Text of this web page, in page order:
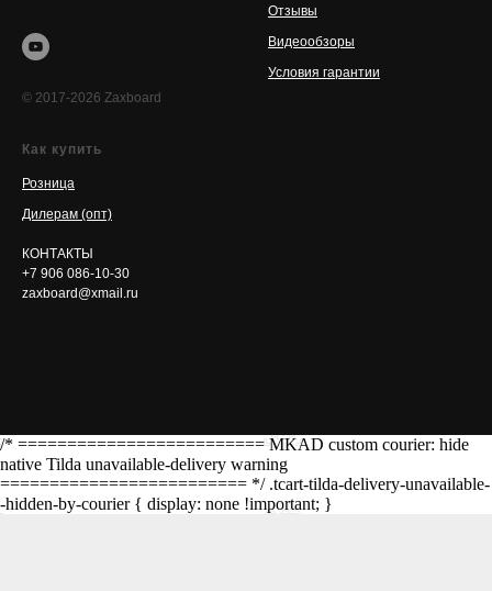
© 2017-2026 Zaxboard
Отзывы
Видеообзоры
Условия гарантии
Как купить
Розница
Дилерам (опт)
КОНТАКТЫ
+7 906 086-10-30
zaxboard@xmail.ru
/* ========================= MKAD custom courier: hide
native Tilda unavailable-delivery warning
========================= */ .tcart-tilda-delivery-unavailable-
-hidden-by-courier { display: none !important; }